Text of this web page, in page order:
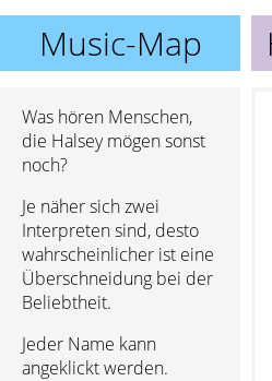
Music-Map
Was hören Menschen,
die Halsey mögen sonst
noch?
Je näher sich zwei
Interpreten sind, desto
wahrscheinlicher ist eine
Überschneidung bei der
Beliebtheit.
Jeder Name kann
angeklickt werden.